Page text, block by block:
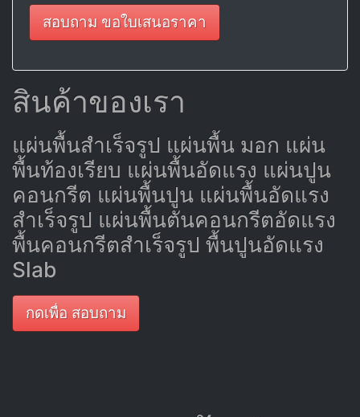
สอบถาม ขอใบเสนอราคา
สินค้าของเรา
แผ่นพื้นสำเร็จรูป แผ่นพื้น มอก แผ่น
พื้นท้องเรียบ แผ่นพื้นอัดแรง แผ่นปูน
คอนกรีต แผ่นพื้นปูน แผ่นพื้นอัดแรง
สำเร็จรูป แผ่นพื้นตันคอนกรีตอัดแรง
พื้นคอนกรีตสำเร็จรูป พื้นปูนอัดแรง
Slab
กดเพื่อ สอบถาม